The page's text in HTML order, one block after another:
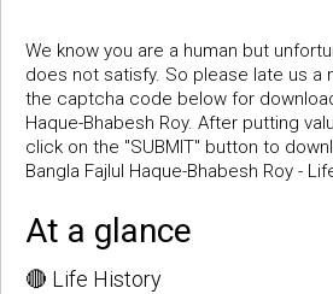
We know you are a human but
does not satisfy. So please late us a
the captcha code below for
Haque-Bhabesh Roy. After putting
click on the "SUBMIT" button to
Bangla Fajlul Haque-Bhabesh Roy -
At a glance
🔴 Life History